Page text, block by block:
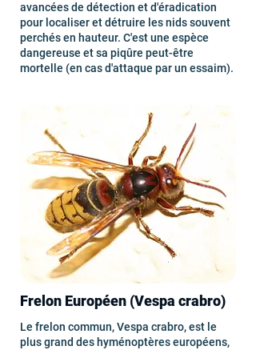
avancées de détection et d'éradication
pour localiser et détruire les nids souvent
perchés en hauteur. C'est une espèce
dangereuse et sa piqûre peut-être
mortelle (en cas d'attaque par un essaim).
Frelon Européen (Vespa crabro)
Le frelon commun, Vespa crabro, est le
plus grand des hyménoptères européens,